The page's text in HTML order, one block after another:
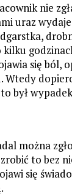
nie
uraz
się ból,
Wtedy
był
można
to bez
się